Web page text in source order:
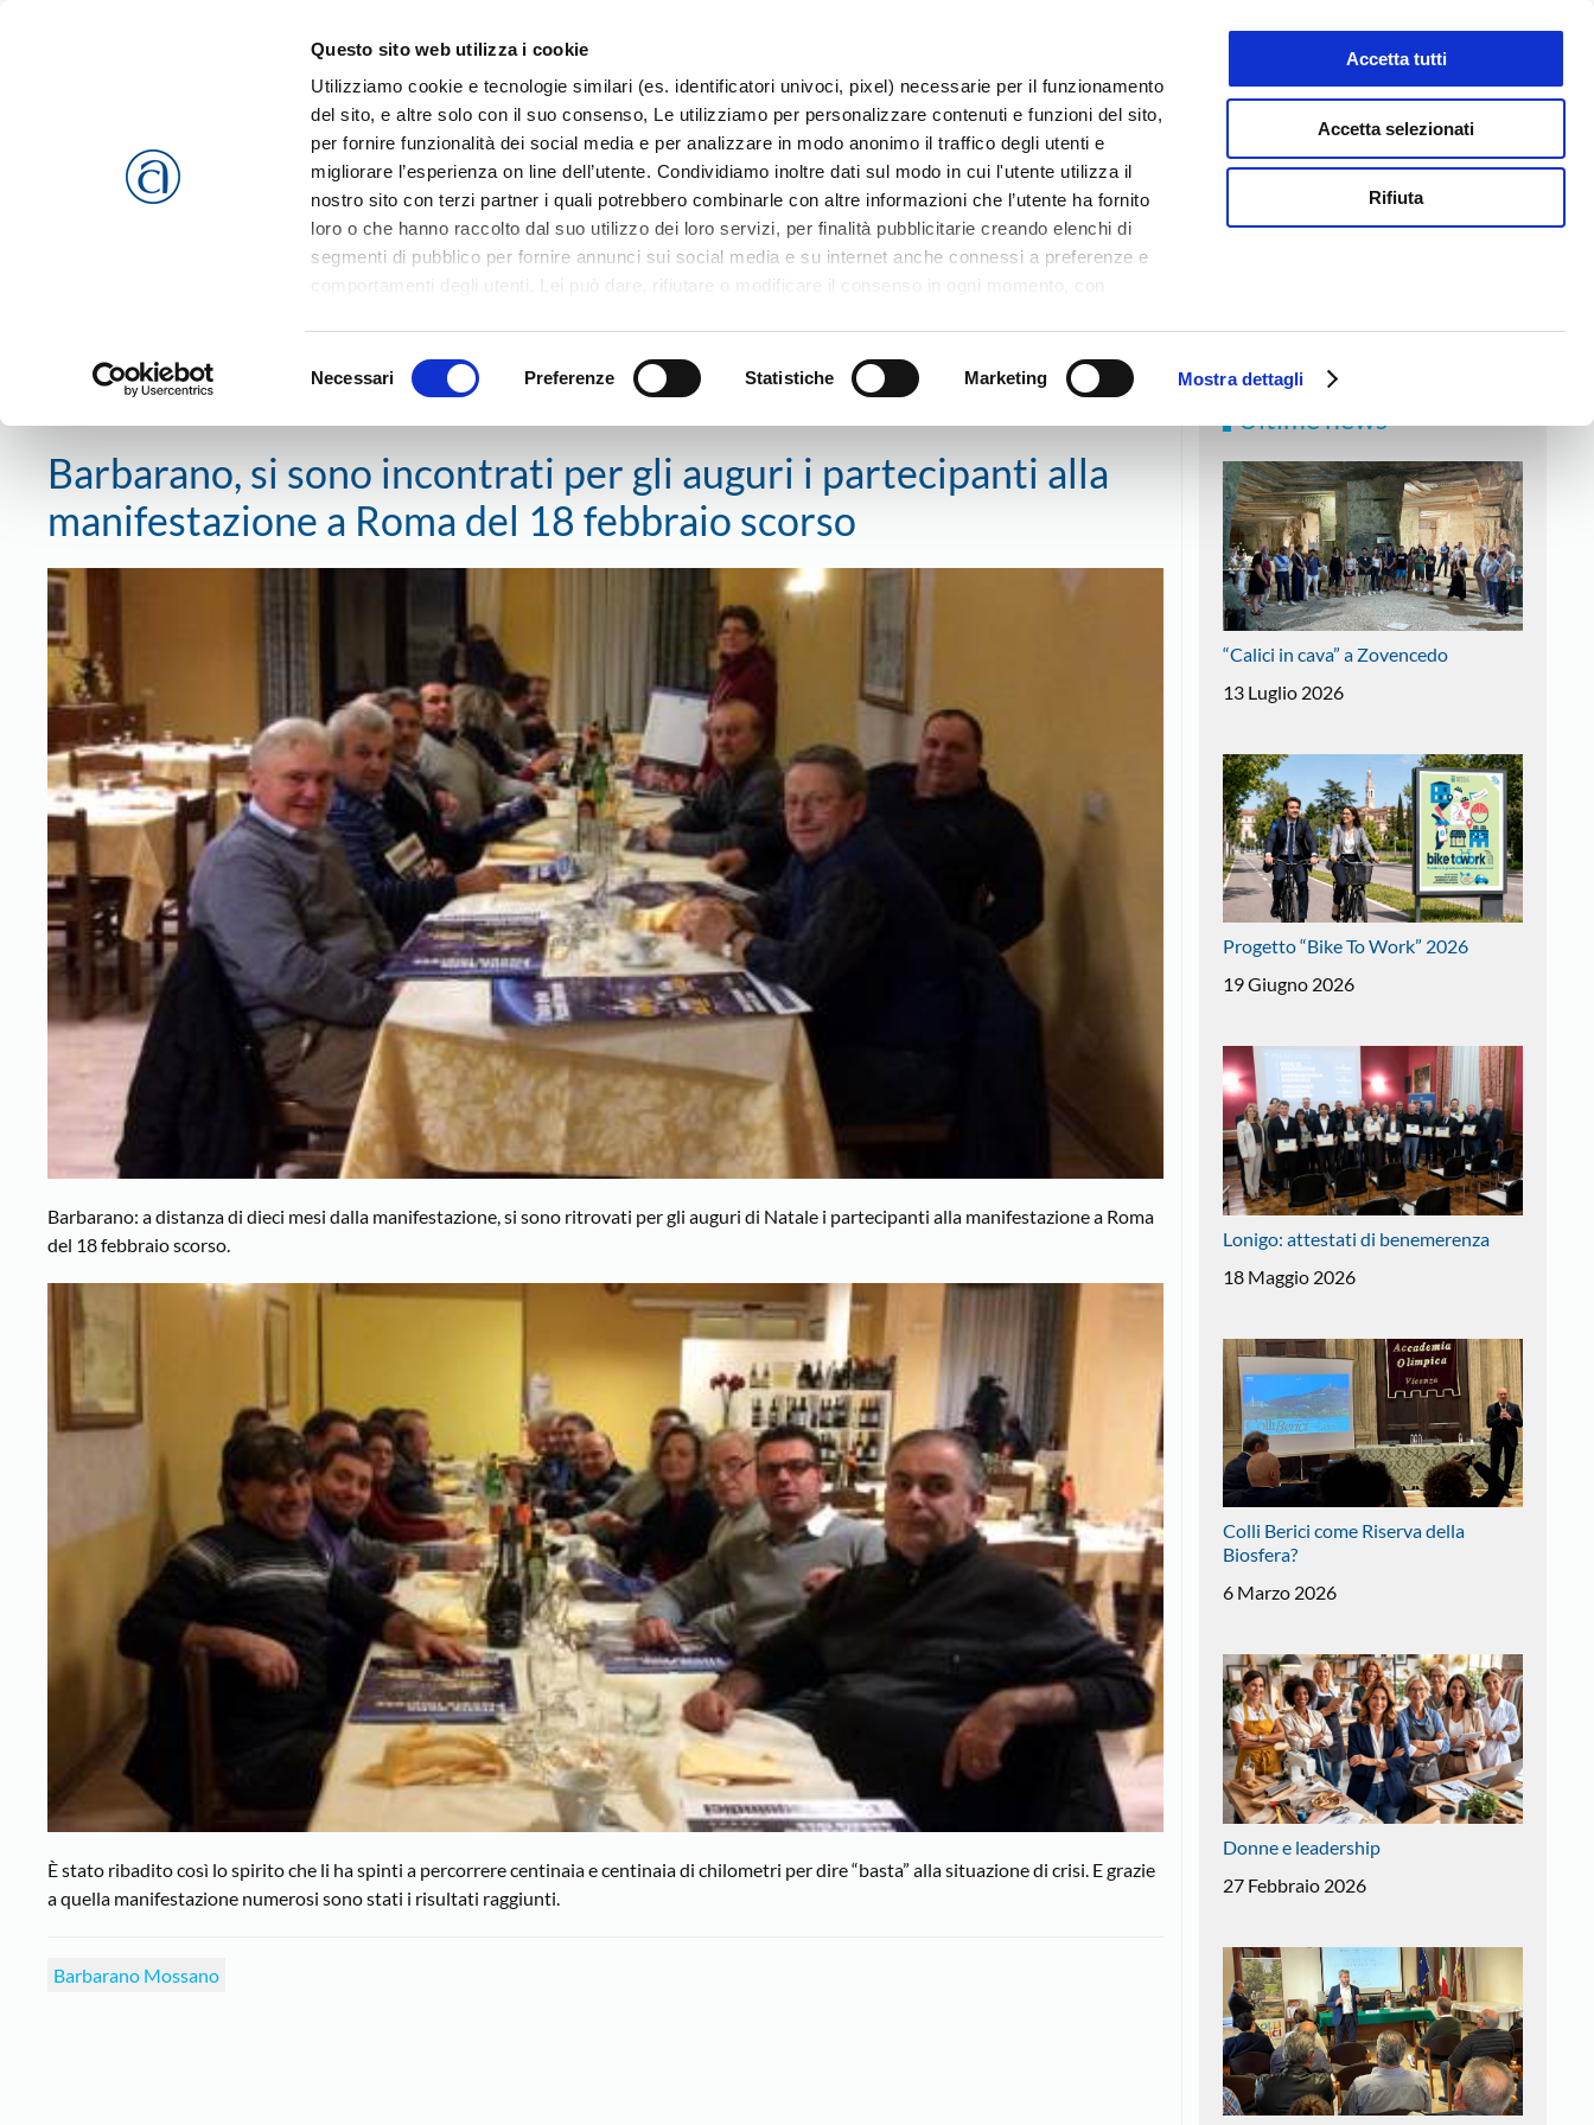
Questo sito web utilizza i cookie
Utilizziamo cookie e tecnologie similari (es. identificatori univoci, pixel) necessarie per il funzionamento
del sito, e altre solo con il suo consenso, Le utilizziamo per personalizzare contenuti e funzioni del sito,
per fornire funzionalità dei social media e per analizzare in modo anonimo il traffico degli utenti e
migliorare l’esperienza on line dell’utente. Condividiamo inoltre dati sul modo in cui l'utente utilizza il
nostro sito con terzi partner i quali potrebbero combinarle con altre informazioni che l’utente ha fornito
loro o che hanno raccolto dal suo utilizzo dei loro servizi, per finalità pubblicitarie creando elenchi di
segmenti di pubblico per fornire annunci sui social media e su internet anche connessi a preferenze e
comportamenti degli utenti. Lei può dare, rifiutare o modificare il consenso in ogni momento, con
cookies che vengono usati e sulla loro condivisione con i terzi partner può leggere la ns. Cookie Policy.
del
Necessari Preferenze Statistiche Marketing Mostra dettagli
Accetta tutti
Accetta selezionati
Rifiuta
CHI SIAMO SERVIZI TERRITORIO SISTEMI E MESTIERI PROGETTI NEWS CONTATTI
Barbarano, si sono incontrati per gli auguri i partecipanti alla
manifestazione a Roma del 18 febbraio scorso
Barbarano: a distanza di dieci mesi dalla manifestazione, si sono ritrovati per gli auguri di Natale i partecipanti alla manifestazione a Roma
del 18 febbraio scorso.
È stato ribadito così lo spirito che li ha spinti a percorrere centinaia e centinaia di chilometri per dire “basta” alla situazione di crisi. E grazie
a quella manifestazione numerosi sono stati i risultati raggiunti.
Barbarano Mossano
Ultime news
“Calici in cava” a Zovencedo
13 Luglio 2026
Progetto “Bike To Work” 2026
19 Giugno 2026
Lonigo: attestati di benemerenza
18 Maggio 2026
Colli Berici come Riserva della
Biosfera?
6 Marzo 2026
Donne e leadership
27 Febbraio 2026